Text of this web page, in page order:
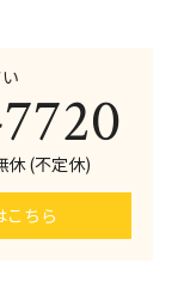
休 (不定休)
こちら